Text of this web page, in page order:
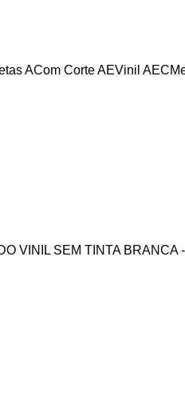
ACom Corte AEVinil AEC
VINIL SEM TINTA BRANCA